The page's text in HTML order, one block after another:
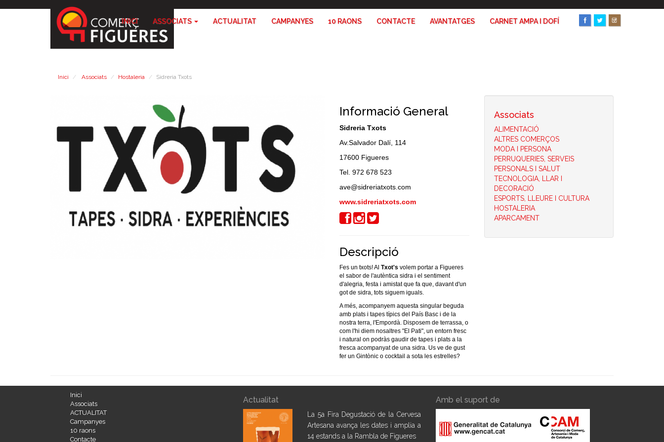
INICI ASSOCIATS ACTUALITAT CAMPANYES 10 RAONS CONTACTE AVANTATGES CARNET AMPA I DOFÍ
Inici Associats Hostaleria Sidreria Txots
Informació General
Sidreria Txots
Av.Salvador Dalí, 114
17600 Figueres
Tel. 972 678 523
ave@sidreriatxots.com
www.sidreriatxots.com
Descripció
Fes un txots! Al Txot's volem portar a Figueres
el sabor de l'autèntica sidra i el sentiment
d'alegria, festa i amistat que fa que, davant d'un
got de sidra, tots siguem iguals.
A més, acompanyem aquesta singular beguda
amb plats i tapes típics del País Basc i de la
nostra terra, l'Empordà. Disposem de terrassa, o
com l'hi diem nosaltres "El Pati", un entorn fresc
i natural on podràs gaudir de tapes i plats a la
fresca acompanyat de una sidra. Us ve de gust
fer un Gintònic o cocktail a sota les estrelles?
Associats
ALIMENTACIÓ
ALTRES COMERÇOS
MODA I PERSONA
PERRUQUERIES, SERVEIS
PERSONALS I SALUT
TECNOLOGIA, LLAR I
DECORACIÓ
ESPORTS, LLEURE I CULTURA
HOSTALERIA
APARCAMENT
Inici
Associats
ACTUALITAT
Campanyes
10 raons
Contacte
Actualitat
La 5a Fira Degustació de la Cervesa
Artesana avança les dates i amplia a
14 estands a la Rambla de Figueres
Amb el suport de